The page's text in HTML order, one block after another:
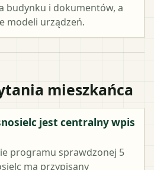
budynku i dokumentów, a
modeli urządzeń.
mieszkańca
jest centralny wpis
programu sprawdzonej 5
ma przypisany